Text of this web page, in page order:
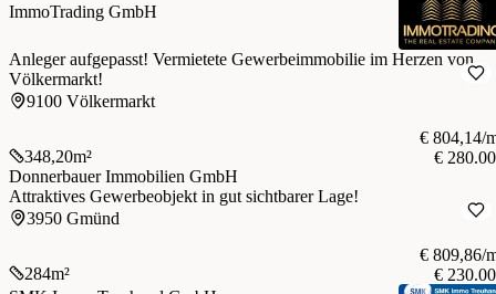
ImmoTrading GmbH
Anleger aufgepasst! Vermietete Gewerbeimmobilie im Herzen von
Völkermarkt!
9100 Völkermarkt
348,20m²
€ 804,14/
€
Donnerbauer Immobilien GmbH
Attraktives Gewerbeobjekt in gut sichtbarer Lage!
3950 Gmünd
284m²
€ 809,86/
€